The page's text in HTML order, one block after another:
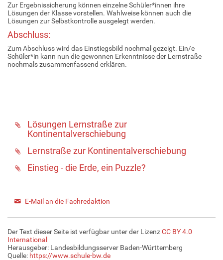
Zur Ergebnissicherung können einzelne Schüler*innen ihre
Lösungen der Klasse vorstellen. Wahlweise können auch die
Lösungen zur Selbstkontrolle ausgelegt werden.
Abschluss:
Zum Abschluss wird das Einstiegsbild nochmal gezeigt. Ein/e
Schüler*in kann nun die gewonnen Erkenntnisse der Lernstraße
nochmals zusammenfassend erklären.
Lösungen Lernstraße zur
Kontinentalverschiebung
Lernstraße zur Kontinentalverschiebung
Einstieg - die Erde, ein Puzzle?
E-Mail an die Fachredaktion
Der Text dieser Seite ist verfügbar unter der LizenzCC BY 4.0
International
Herausgeber: Landesbildungsserver Baden-Württemberg
Quelle: https://www.schule-bw.de